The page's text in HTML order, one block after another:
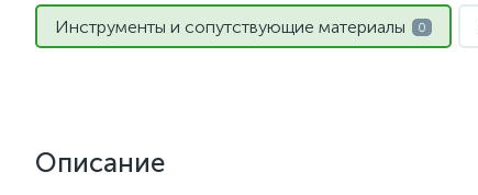
Инструменты и сопутствующие материалы 0
Описание